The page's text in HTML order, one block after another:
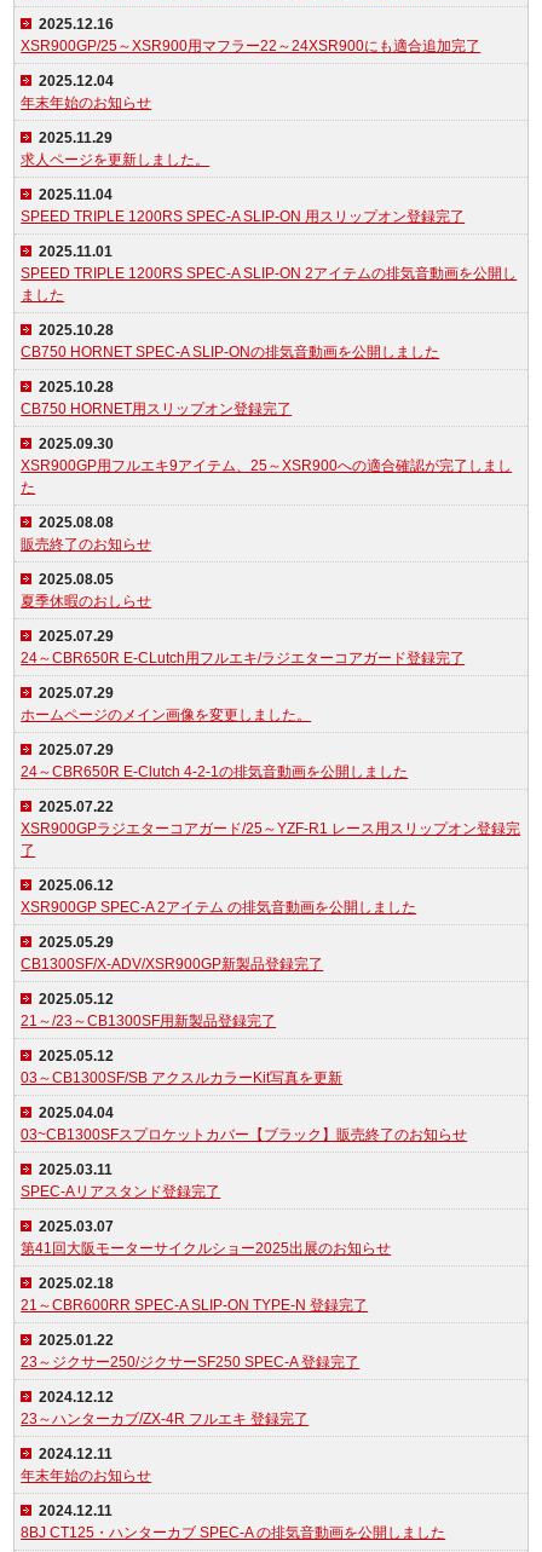
2025.12.16
XSR900GP/25～XSR900用マフラー22～24XSR900にも適合追加完了
2025.12.04
年末年始のお知らせ
2025.11.29
求人ページを更新しました。
2025.11.04
SPEED TRIPLE 1200RS SPEC-A SLIP-ON 用スリップオン登録完了
2025.11.01
SPEED TRIPLE 1200RS SPEC-A SLIP-ON 2アイテムの排気音動画を公開し
ました
2025.10.28
CB750 HORNET SPEC-A SLIP-ONの排気音動画を公開しました
2025.10.28
CB750 HORNET用スリップオン登録完了
2025.09.30
XSR900GP用フルエキ9アイテム、25～XSR900への適合確認が完了しまし
た
2025.08.08
販売終了のお知らせ
2025.08.05
夏季休暇のおしらせ
2025.07.29
24～CBR650R E-CLutch用フルエキ/ラジエターコアガード登録完了
2025.07.29
ホームページのメイン画像を変更しました。
2025.07.29
24～CBR650R E-Clutch 4-2-1の排気音動画を公開しました
2025.07.22
XSR900GPラジエターコアガード/25～YZF-R1 レース用スリップオン登録完
了
2025.06.12
XSR900GP SPEC-A 2アイテム の排気音動画を公開しました
2025.05.29
CB1300SF/X-ADV/XSR900GP新製品登録完了
2025.05.12
21～/23～CB1300SF用新製品登録完了
2025.05.12
03～CB1300SF/SB アクスルカラーKit写真を更新
2025.04.04
03~CB1300SFスプロケットカバー【ブラック】販売終了のお知らせ
2025.03.11
SPEC-Aリアスタンド登録完了
2025.03.07
第41回大阪モーターサイクルショー2025出展のお知らせ
2025.02.18
21～CBR600RR SPEC-A SLIP-ON TYPE-N 登録完了
2025.01.22
23～ジクサー250/ジクサーSF250 SPEC-A 登録完了
2024.12.12
23～ハンターカブ/ZX-4R フルエキ 登録完了
2024.12.11
年末年始のお知らせ
2024.12.11
8BJ CT125・ハンターカブ SPEC-A の排気音動画を公開しました